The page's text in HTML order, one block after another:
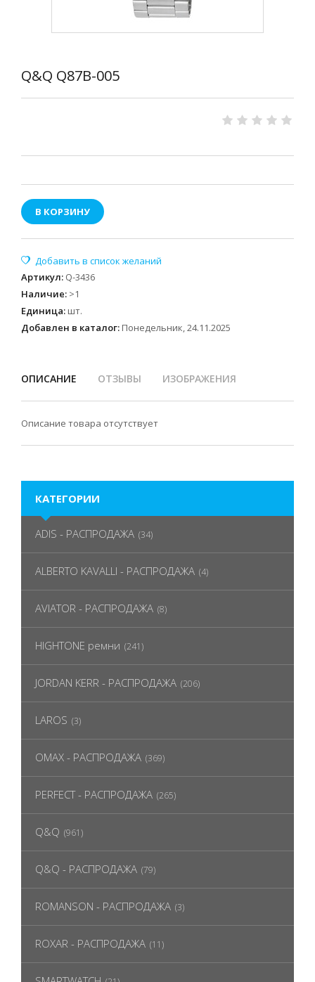
Q&Q Q87B-005
В КОРЗИНУ
Артикул: Q-3436
Наличие: >1
Единица: шт.
Добавлен в каталог: Понедельник, 24.11.2025
ОПИСАНИЕ ОТЗЫВЫ ИЗОБРАЖЕНИЯ
Описание товара отсутствует
КАТЕГОРИИ
ADIS - РАСПРОДАЖА (34)
ALBERTO KAVALLI - РАСПРОДАЖА (4)
AVIATOR - РАСПРОДАЖА (8)
HIGHTONE ремни (241)
JORDAN KERR - РАСПРОДАЖА (206)
LAROS (3)
OMAX - РАСПРОДАЖА (369)
PERFECT - РАСПРОДАЖА (265)
Q&Q (961)
Q&Q - РАСПРОДАЖА (79)
ROMANSON - РАСПРОДАЖА (3)
ROXAR - РАСПРОДАЖА (11)